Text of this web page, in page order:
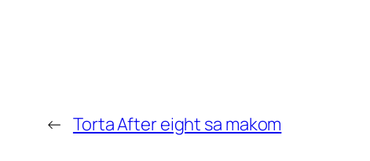
← Torta After eight sa makom